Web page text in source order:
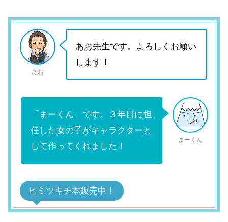
あお
あお先生です。よろしくお願い
します！
「まーくん」です。３年目に担
任した女の子がキャラクターと
して作ってくれました！
まーくん
ヒミツキチ本販売中！